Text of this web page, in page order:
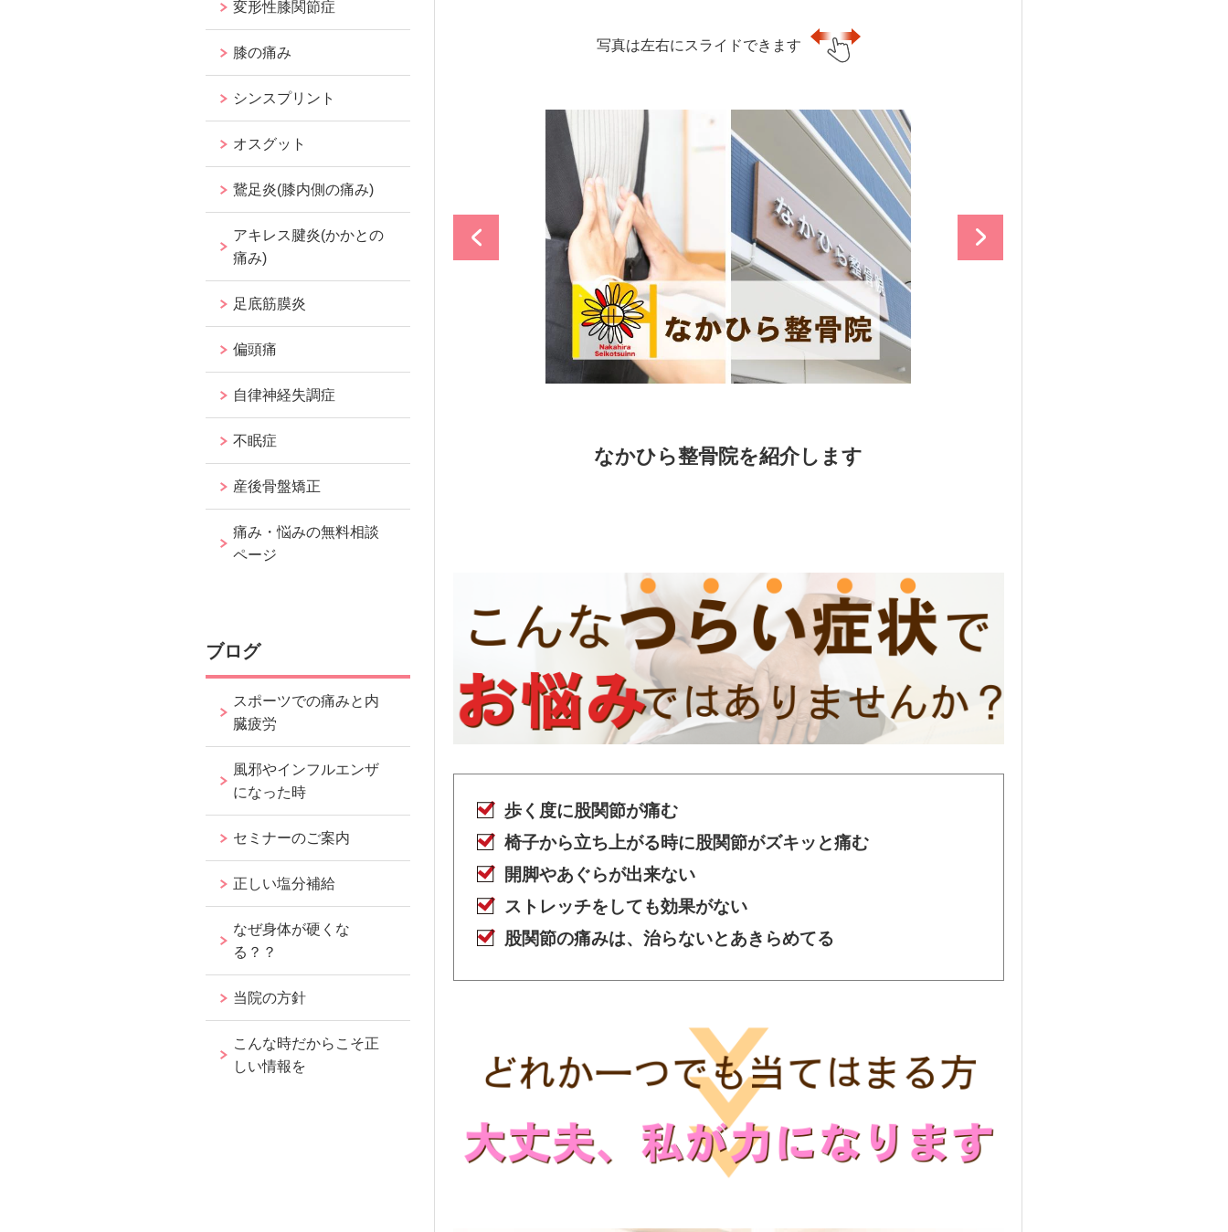
写真は左右にスライドできます
ジを明確にします。
なかひら整骨院を紹介します
歩く度に股関節が痛む
椅子から立ち上がる時に股関節がズキッと痛む
開脚やあぐらが出来ない
ストレッチをしても効果がない
股関節の痛みは、治らないとあきらめてる
変形性膝関節症
膝の痛み
シンスプリント
オスグット
鵞足炎(膝内側の痛み)
アキレス腱炎(かかとの
痛み)
足底筋膜炎
偏頭痛
自律神経失調症
不眠症
産後骨盤矯正
痛み・悩みの無料相談
ページ
ブログ
スポーツでの痛みと内
臓疲労
風邪やインフルエンザ
になった時
セミナーのご案内
正しい塩分補給
なぜ身体が硬くな
る？？
当院の方針
こんな時だからこそ正
しい情報を